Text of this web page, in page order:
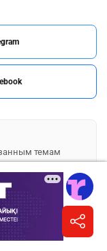
темам
ШКОЛ